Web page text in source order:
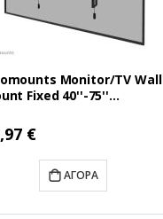
Monitor/TV Wall
Fixed 40''-75''
€
ΑΓΟΡΆ